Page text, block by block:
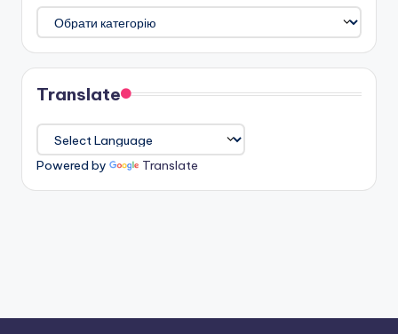
Категорії
Translate
Powered by Translate